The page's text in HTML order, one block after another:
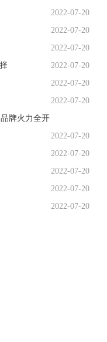
2022-07-20
2022-07-20
2022-07-20
2022-07-20
2022-07-20
2022-07-20
牌火力全开
2022-07-20
2022-07-20
2022-07-20
2022-07-20
2022-07-20